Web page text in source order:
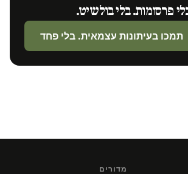
פרסומות. בלי בולשיט.
תמכו בעיתונות עצמאית. בלי פחד
מדורים